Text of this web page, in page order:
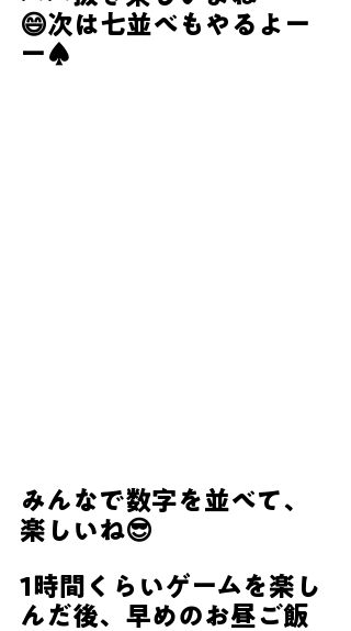
😄次は七並べもやるよー
ー♠
みんなで数字を並べて、
楽しいね😎
1時間くらいゲームを楽し
んだ後、早めのお昼ご飯